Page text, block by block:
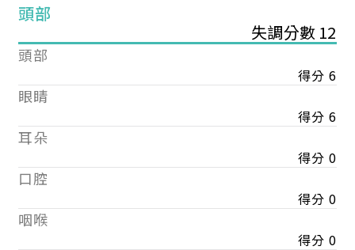
頭部
失調分數 12
頭部
得分 6
眼睛
得分 6
耳朵
得分 0
口腔
得分 0
咽喉
得分 0